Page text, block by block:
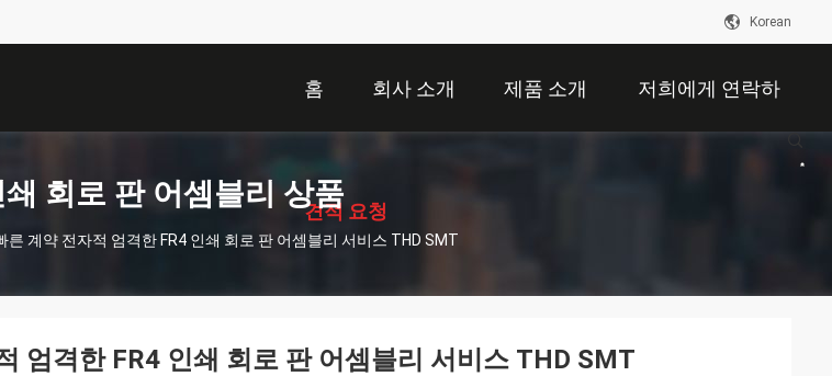
Korean
홈 회사 소개 제품 소개 저희에게 연락하
述
견적 요청
회로 판 어셈블리 상품
른 계약 전자적 엄격한 FR4 인쇄 회로 판 어셈블리 서비스 THD SMT
엄격한 FR4 인쇄 회로 판 어셈블리 서비스 THD SMT